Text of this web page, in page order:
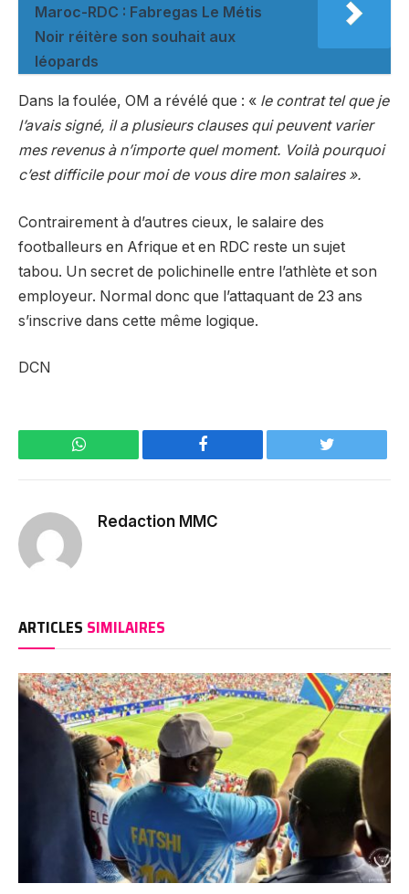
Maroc-RDC : Fabregas Le Métis
Noir réitère son souhait aux
léopards
Dans la foulée, OM a révélé que : « le contrat tel que je
l’avais signé, il a plusieurs clauses qui peuvent varier
mes revenus à n’importe quel moment. Voilà pourquoi
c’est difficile pour moi de vous dire mon salaires ».
Contrairement à d’autres cieux, le salaire des
footballeurs en Afrique et en RDC reste un sujet
tabou. Un secret de polichinelle entre l’athlète et son
employeur. Normal donc que l’attaquant de 23 ans
s’inscrive dans cette même logique.
DCN
WhatsApp Facebook Twitter
Redaction MMC
ARTICLES SIMILAIRES